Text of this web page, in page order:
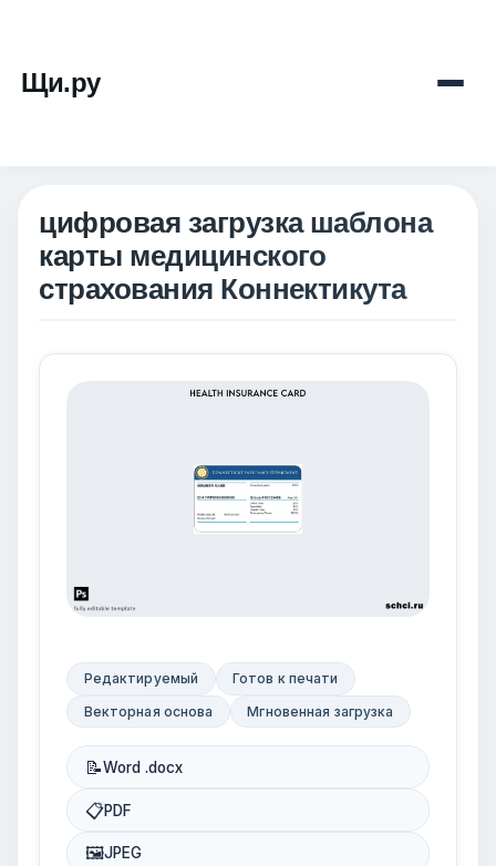
Щи.ру
цифровая загрузка шаблона
карты медицинского
страхования Коннектикута
Редактируемый
Готов к печати
Векторная основа
Мгновенная загрузка
📝Word .docx
📋PDF
🖼JPEG